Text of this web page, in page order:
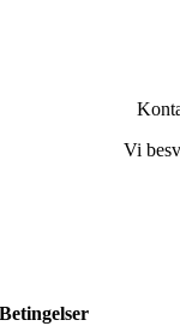
Vi
Betingelser